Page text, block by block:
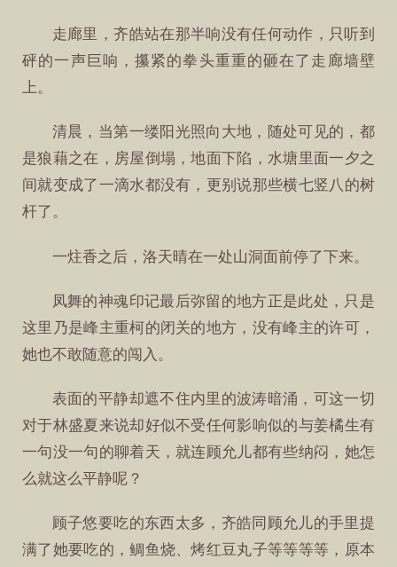
走廊里，齐皓站在那半响没有任何动作，只听到
砰的一声巨响，攥紧的拳头重重的砸在了走廊墙壁
上。
清晨，当第一缕阳光照向大地，随处可见的，都
是狼藉之在，房屋倒塌，地面下陷，水塘里面一夕之
间就变成了一滴水都没有，更别说那些横七竖八的树
杆了。
一炷香之后，洛天晴在一处山洞面前停了下来。
凤舞的神魂印记最后弥留的地方正是此处，只是
这里乃是峰主重柯的闭关的地方，没有峰主的许可，
她也不敢随意的闯入。
表面的平静却遮不住内里的波涛暗涌，可这一切
对于林盛夏来说却好似不受任何影响似的与姜橘生有
一句没一句的聊着天，就连顾允儿都有些纳闷，她怎
么就这么平静呢？
顾子悠要吃的东西太多，齐皓同顾允儿的手里提
满了她要吃的，鲷鱼烧、烤红豆丸子等等等等，原本